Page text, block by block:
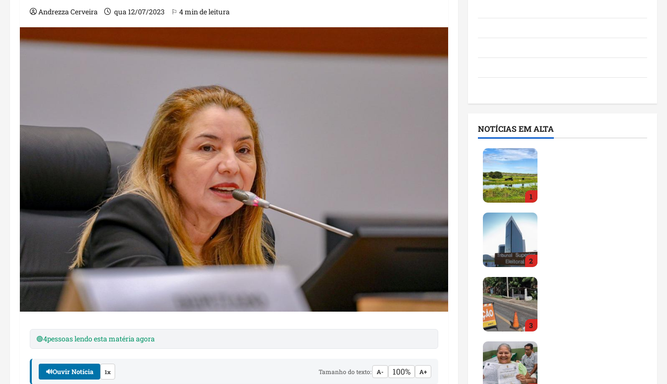
Andrezza Cerveira qua 12/07/2023 ⚐ 4 min de leitura
🟢4pessoas lendo esta matéria agora
🔊Ouvir Notícia 1x Tamanho do texto: A- 100% A+
NOTÍCIAS EM ALTA
1
2
3